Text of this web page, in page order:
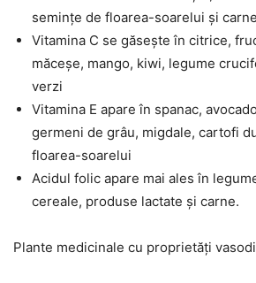
semințe de floarea-soarelui și carne
Vitamina C se găsește în citrice,
măceșe, mango, kiwi, legume
verzi
Vitamina E apare în spanac,
germeni de grâu, migdale, cartofi
floarea-soarelui
Acidul folic apare mai ales în
cereale, produse lactate și carne.
Plante medicinale cu proprietăți